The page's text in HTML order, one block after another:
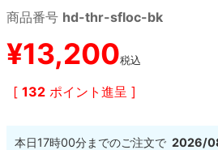
商品番号 hd-thr-sfloc-bk
¥13,200税込
[ 132 ポイント進呈 ]
本日17時00分までのご注文で 2026/
シェイプデッキ
高性能デッキ